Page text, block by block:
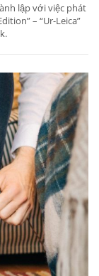
lập với việc phát
– “Ur-Leica”